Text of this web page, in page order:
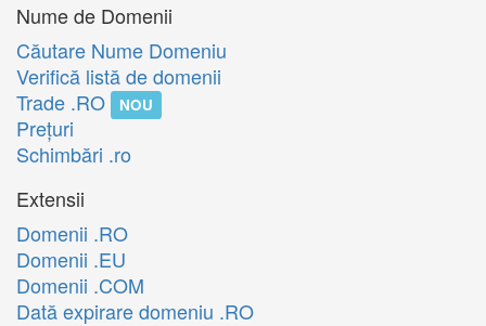
Nume de Domenii
Căutare Nume Domeniu
Verifică listă de domenii
Trade .RO
NOU
Preţuri
Schimbări .ro
Extensii
Domenii .RO
Domenii .EU
Domenii .COM
Dată expirare domeniu .RO